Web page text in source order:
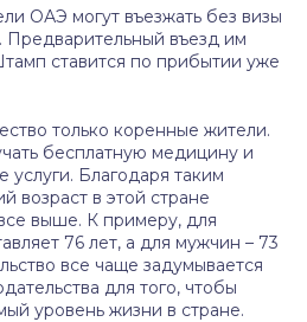
ОАЭ могут въезжать без визы
Предварительный въезд им
ставится по прибытии уже
только коренные жители.
бесплатную медицину и
услуги. Благодаря таким
возраст в этой стране
выше. К примеру, для
76 лет, а для мужчин – 73
все чаще задумывается
для того, чтобы
уровень жизни в стране.